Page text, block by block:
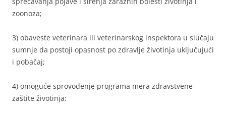
zoonoza;
3) obaveste veterinara ili veterinarskog inspektora u slučaju
sumnje da postoji opasnost po zdravlje životinja uključujući
i pobačaj;
4) omoguće sprovođenje programa mera zdravstvene
zaštite životinja;